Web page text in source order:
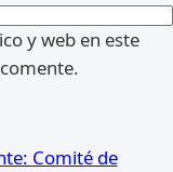
y web en este
Comité de